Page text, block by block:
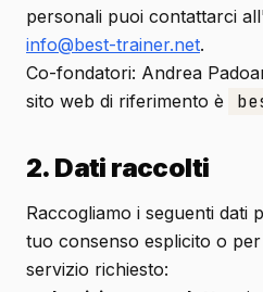
personali puoi contattarci
info@best-trainer.net.
Co-fondatori: Andrea
sito web di riferimento è
2. Dati raccolti
Raccogliamo i seguenti dati
tuo consenso esplicito o
servizio richiesto: